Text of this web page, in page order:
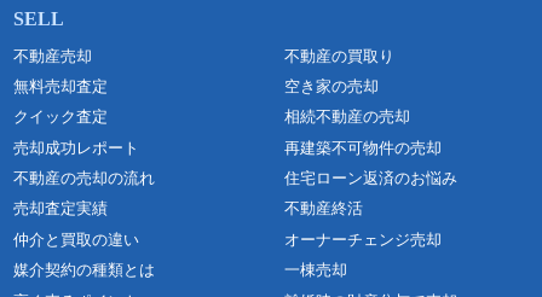
不動産売却
無料売却査定
クイック査定
売却成功レポート
不動産の売却の流れ
売却査定実績
仲介と買取の違い
媒介契約の種類とは
不動産の買取り
空き家の売却
相続不動産の売却
再建築不可物件の売却
住宅ローン返済のお悩み
不動産終活
オーナーチェンジ売却
一棟売却